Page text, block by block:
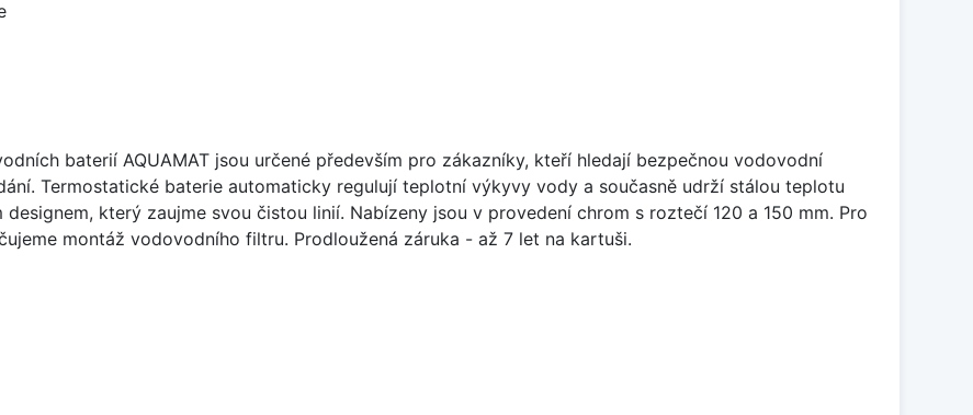
baterií AQUAMAT jsou určené především pro zákazníky, kteří hledají bezpečnou vodovodní
Termostatické baterie automaticky regulují teplotní výkyvy vody a současně udrží stálou teplotu
který zaujme svou čistou linií. Nabízeny jsou v provedení chrom s roztečí 120 a 150 mm. Pro
montáž vodovodního filtru. Prodloužená záruka - až 7 let na kartuši.